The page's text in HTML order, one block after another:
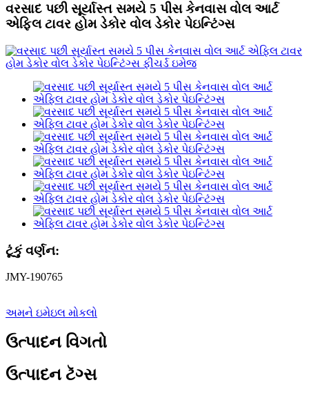
વરસાદ પછી સૂર્યાસ્ત સમયે 5 પીસ કેનવાસ વોલ આર્ટ
એફિલ ટાવર હોમ ડેકોર વોલ ડેકોર પેઇન્ટિંગ્સ
ટૂંકું વર્ણન:
JMY-190765
અમને ઇમેઇલ મોકલો
ઉત્પાદન વિગતો
ઉત્પાદન ટૅગ્સ